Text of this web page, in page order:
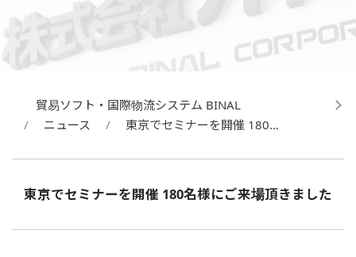
貿易ソフト・国際物流システム BINAL
ニュース
東京でセミナーを開催 180…
東京でセミナーを開催 180名様にご来場頂きました